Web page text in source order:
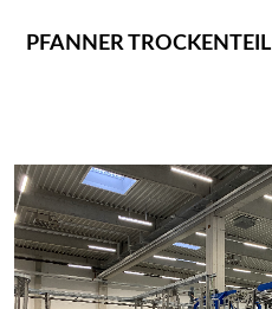
PFANNER TROCKENTEIL